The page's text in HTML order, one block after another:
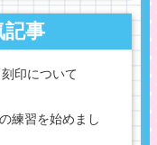
記事
印について
練習を始めまし